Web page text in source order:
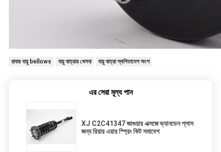
রাবার বায়ু bellows বায়ু যাত্রায় খেলনা বায়ু যাত্রা স্থগিতাদেশ অংশ
এর সেরা মূল্য পান
XJ C2C41347 জাগুয়ার এক্সজে ভ্যানডেন প্লাস
জন্য রিয়ার এয়ার স্প্রিং কিট সমাবেশ